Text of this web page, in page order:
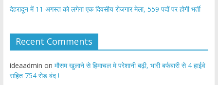
​देहरादून में 11 अगस्त को लगेगा एक दिवसीय रोजगार मेला, 559 पदों पर होगी भर्ती
Recent Comments
ideaadmin on मौसम खुलाने से हिमाचल मे परेशानी बढ़ी, भारी बर्फबारी से 4 हाईवे
सहित 754 रोड बंद !